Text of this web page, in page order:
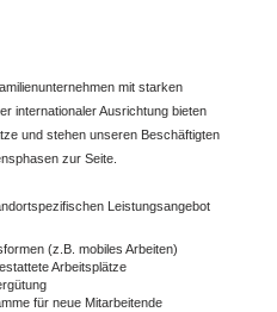
mit starken
internationaler Ausrichtung bieten
und stehen unseren Beschäftigten
zur Seite.
Leistungsangebot
(z.B. mobiles Arbeiten)
Arbeitsplätze
für neue Mitarbeitende